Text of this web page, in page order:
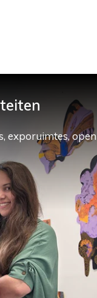
exporuimtes, open